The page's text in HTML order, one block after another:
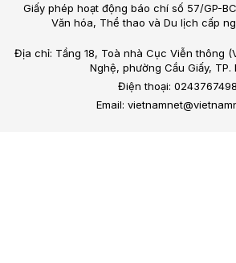
Giấy phép hoạt động báo chí số 57/GP-
Văn hóa, Thể thao và Du lịch cấp
Địa chỉ: Tầng 18, Toà nhà Cục Viễn thông
Nghệ, phường Cầu Giấy, TP.
Điện thoại:
Email: